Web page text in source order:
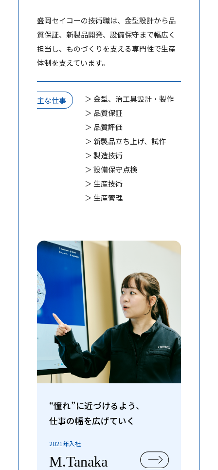
盛岡セイコーの技術職は、金型設計から品
質保証、新製品開発、設備保守まで幅広く
担当し、ものづくりを支える専門性で生産
体制を支えています。
主な仕事
＞ 金型、治工具設計・製作
＞ 品質保証
＞ 品質評価
＞ 新製品立ち上げ、試作
＞ 製造技術
＞ 設備保守点検
＞ 生産技術
＞ 生産管理
“憧れ”に近づけるよう、
仕事の幅を広げていく
2021年入社
M.Tanaka